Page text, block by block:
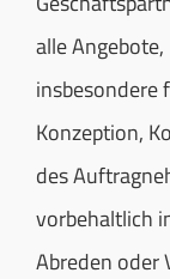
alle
insbesondere
Konzeption,
des
vorbehaltlich
Abreden oder